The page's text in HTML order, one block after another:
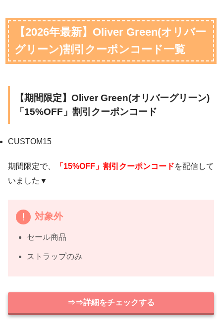
【2026年最新】Oliver Green(オリバー
グリーン)割引クーポンコード一覧
【期間限定】Oliver Green(オリバーグリーン)
「15%OFF」割引クーポンコード
CUSTOM15
期間限定で、 「15%OFF」割引クーポンコードを配信して
いました▼
対象外
セール商品
ストラップのみ
⇒⇒詳細をチェックする